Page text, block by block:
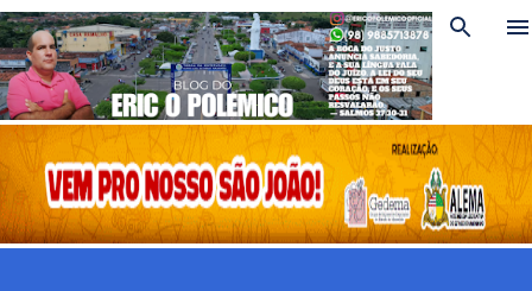
Pular para o conteúdo principal